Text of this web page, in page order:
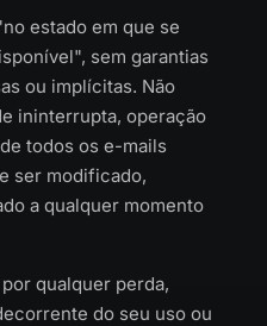
estado em que se
sem garantias
ou implícitas. Não
ininterrupta, operação
todos os e-mails
ser modificado,
a qualquer momento
qualquer perda,
do seu uso ou